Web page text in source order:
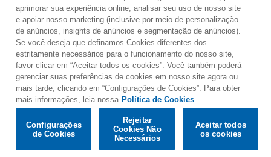
Contato Boletim de Notícias
Termos de Uso
Política de Privacidade
Mapa do Site
Política de Cookies
Configurações de Cookies
© 2025 Parlophone Records Limited. All rights reserved.
Would you prefer to visit our website in English?
Confirm
aprimorar sua experiência online, analisar seu uso de nosso site
e apoiar nosso marketing (inclusive por meio de personalização
de anúncios, insights de anúncios e segmentação de anúncios).
Se você deseja que definamos Cookies diferentes dos
estritamente necessários para o funcionamento do nosso site,
favor clicar em “Aceitar todos os cookies”. Você também poderá
gerenciar suas preferências de cookies em nosso site agora ou
mais tarde, clicando em “Configurações de Cookies”. Para obter
mais informações, leia nossa Política de Cookies
Configurações
de Cookies
Rejeitar
Cookies Não
Necessários
Aceitar todos
os cookies